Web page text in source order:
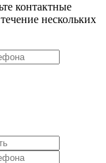
контактные
нескольких